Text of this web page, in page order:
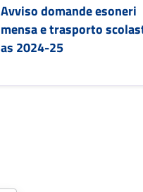
Avviso domande esoneri
mensa e trasporto
as 2024-25